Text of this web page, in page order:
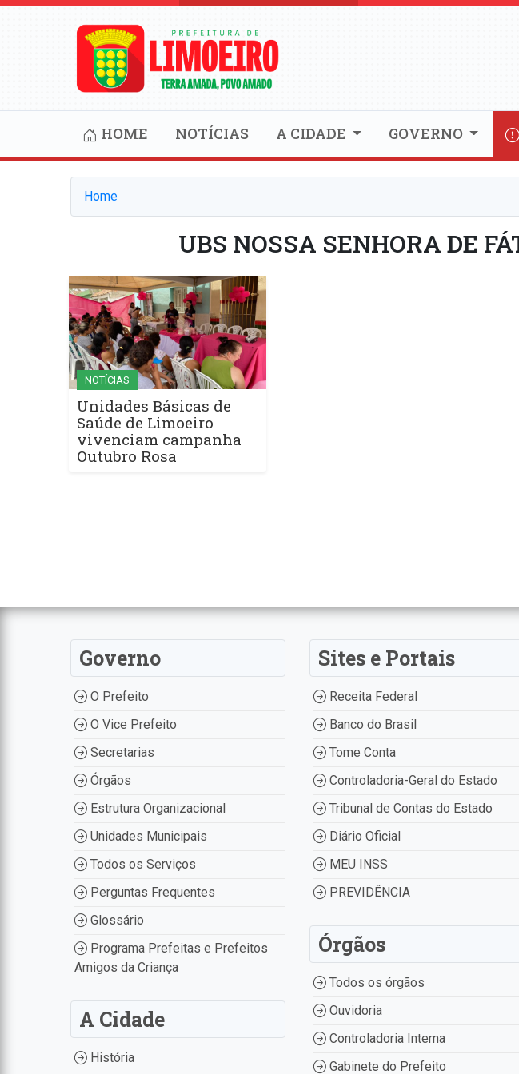
HOME NOTÍCIAS A CIDADE GOVERNO
Home
UBS NOSSA SENHORA DE
NOTÍCIAS
Unidades Básicas de
Saúde de Limoeiro
vivenciam campanha
Outubro Rosa
Governo
O Prefeito
O Vice Prefeito
Secretarias
Órgãos
Estrutura Organizacional
Unidades Municipais
Todos os Serviços
Perguntas Frequentes
Glossário
Programa Prefeitas e Prefeitos
Amigos da Criança
A Cidade
História
Sites e Portais
Receita Federal
Banco do Brasil
Tome Conta
Controladoria-Geral do Estado
Tribunal de Contas do Estado
Diário Oficial
MEU INSS
PREVIDÊNCIA
Órgãos
Todos os órgãos
Ouvidoria
Controladoria Interna
Gabinete do Prefeito